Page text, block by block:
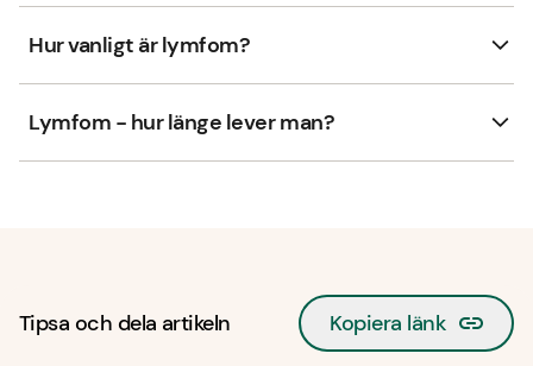
Hur vanligt är lymfom?
Lymfom - hur länge lever man?
Tipsa och dela artikeln Kopiera länk